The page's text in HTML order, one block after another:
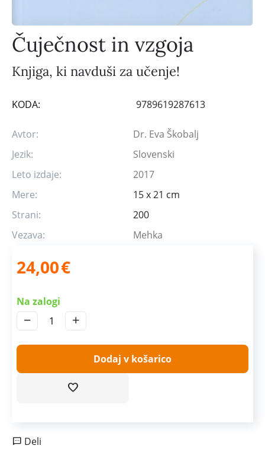
Čuječnost in vzgoja
Knjiga, ki navduši za učenje!
KODA: 9789619287613
Avtor:
Dr. Eva Škobalj
Jezik:
Slovenski
Leto izdaje:
2017
Mere:
15 x 21 cm
Strani:
200
Vezava:
Mehka
24,00€
Na zalogi
+
−
Dodaj v košarico
Deli